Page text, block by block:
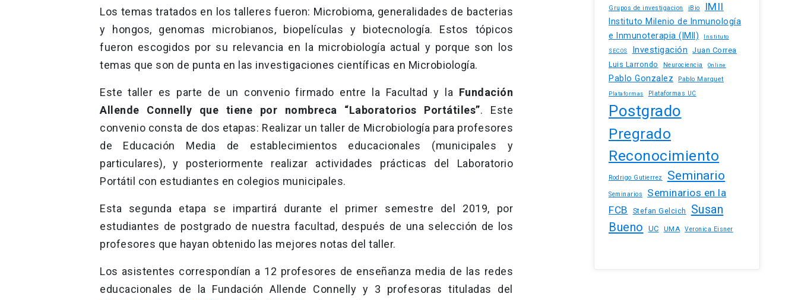
Los temas tratados en los talleres fueron: Microbioma, generalidades de bacterias
y hongos, genomas microbianos, biopelículas y biotecnología. Estos tópicos
fueron escogidos por su relevancia en la microbiología actual y porque son los
temas que son de punta en las investigaciones científicas en Microbiología.
Este taller es parte de un convenio firmado entre la Facultad y la Fundación
Allende Connelly
que tiene por nombreca “Laboratorios Portátiles”. Este
convenio consta de dos etapas: Realizar un taller de Microbiología para profesores
de Educación Media de establecimientos educacionales (municipales y
particulares), y posteriormente realizar actividades prácticas del Laboratorio
Portátil con estudiantes en colegios municipales.
Esta segunda etapa se impartirá durante el primer semestre del 2019, por
estudiantes de postgrado de nuestra facultad, después de una selección de los
profesores que hayan obtenido las mejores notas del taller.
Los asistentes correspondían a 12 profesores de enseñanza media de las redes
educacionales de la Fundación Allende Connelly y 3 profesoras tituladas del
Grupos de investigacion iBio IMII
Instituto Milenio de Inmunología
e Inmunoterapia (IMII)
Instituto
SECOS Investigación
Juan Correa
Luis Larrondo
Neurociencia Online
Pablo Gonzalez Pablo Marquet
Plataformas Plataformas UC
Postgrado
Pregrado
Reconocimiento
Rodrigo Gutierrez Seminario
Seminarios
Seminarios en la
FCB
Stefan Gelcich
Susan
Bueno
UC UMA Veronica Eisner